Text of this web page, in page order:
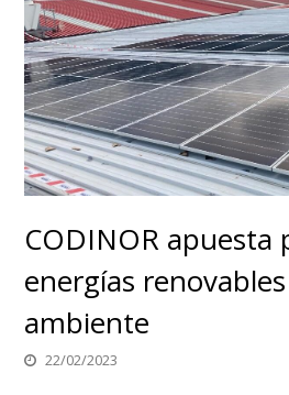
CODINOR apuesta
energías
ambiente
22/02/2023